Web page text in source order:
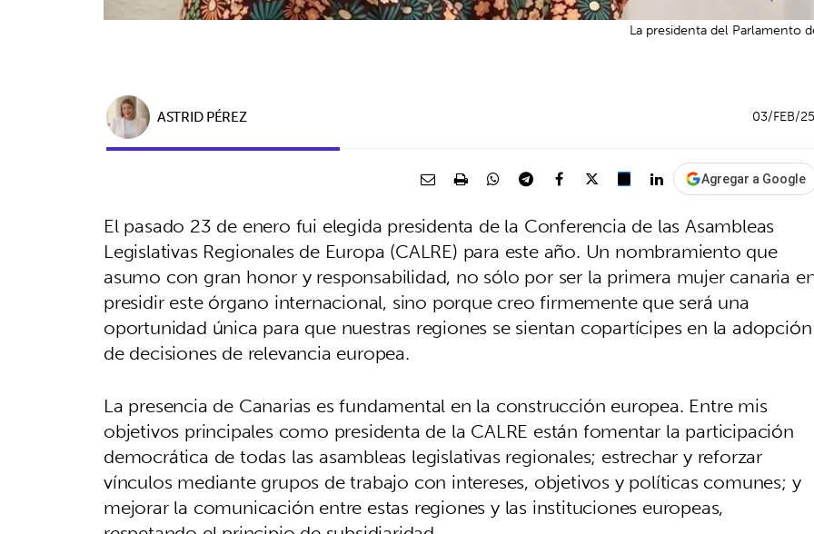
La presidenta del Parlamento
ASTRID PÉREZ 03/FEB/25
Agregar a Google
El pasado 23 de enero fui elegida presidenta de la Conferencia de las Asambleas
Legislativas Regionales de Europa (CALRE) para este año. Un nombramiento que
asumo con gran honor y responsabilidad, no sólo por ser la primera mujer canaria
presidir este órgano internacional, sino porque creo firmemente que será una
oportunidad única para que nuestras regiones se sientan copartícipes en la adopción
de decisiones de relevancia europea.
La presencia de Canarias es fundamental en la construcción europea. Entre mis
objetivos principales como presidenta de la CALRE están fomentar la participación
democrática de todas las asambleas legislativas regionales; estrechar y reforzar
vínculos mediante grupos de trabajo con intereses, objetivos y políticas comunes; y
mejorar la comunicación entre estas regiones y las instituciones europeas,